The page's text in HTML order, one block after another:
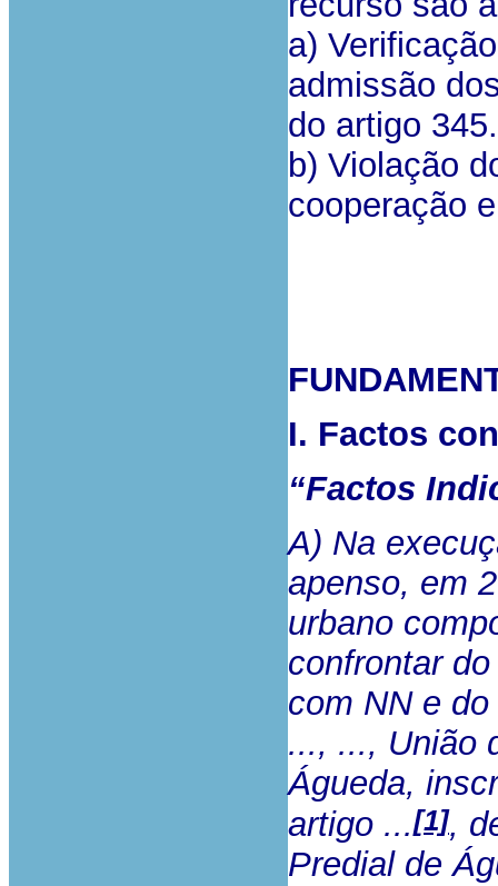
a)
admissão
do artigo
b) Violação
cooperação
I. Factos
“Factos
A) Na
apenso, em
urbano
confrontar
com NN e
..., ..., União
Águeda,
artigo ...[1],
Predial de